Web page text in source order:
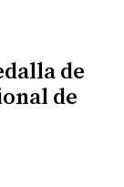
de
de